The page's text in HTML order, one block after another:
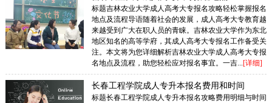
标题吉林农业大学成人高考大专报名攻略轻松掌握报名
地点及流程导语随着社会的发展，成人高考大专教育越
来越受到广大在职人员的青睐。吉林农业大学作为东北
地区知名的高等学府，其成人高考大专报名工作备受关
注。本文将为您详细解析吉林农业大学成人高考大专报
名地点及流程，助您轻松应对报名事宜。一吉... [详细]
长春工程学院成人专升本报名费用和时间
标题长春工程学院成人专升本报名攻略费用明细与时间